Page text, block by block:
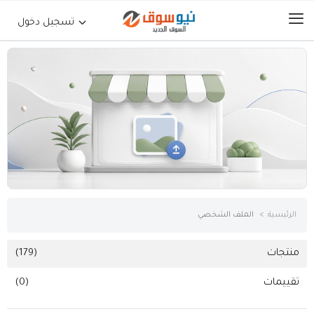
تسجيل دخول
الرئيسية
جوالات أجهزة لوحية
أثاث وديكورات
الرئيسية الملف الشخصي
منتجات (179)
تقييمات (0)